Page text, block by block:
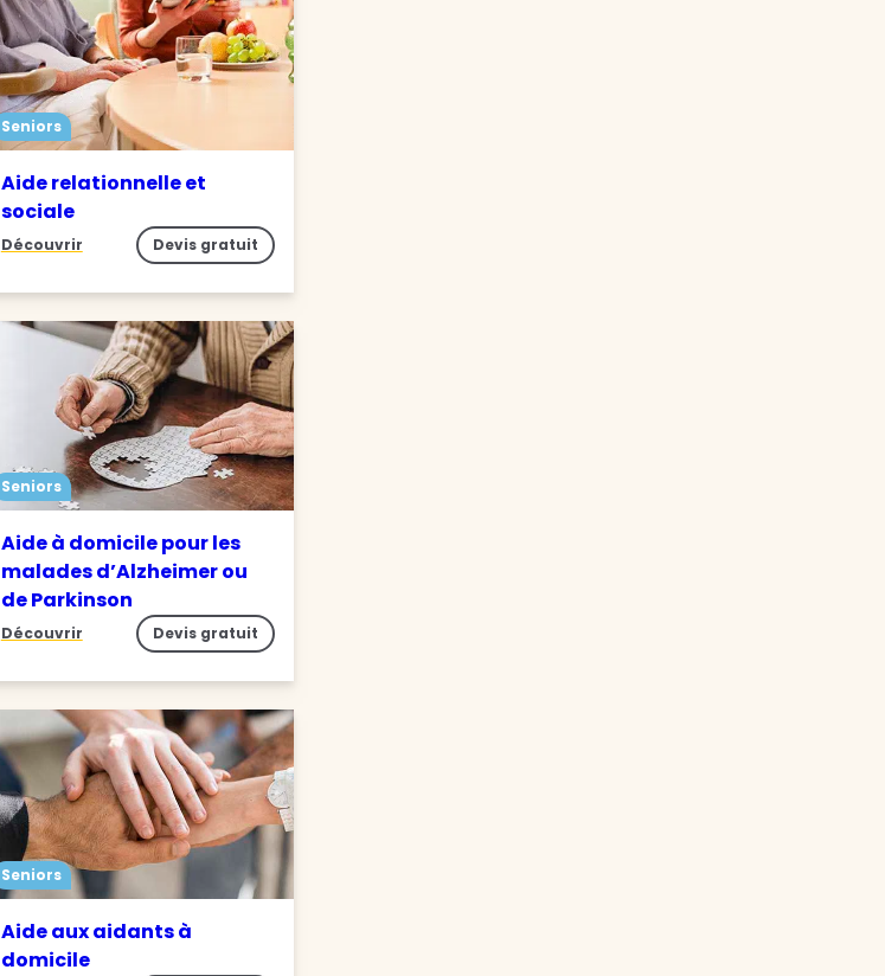
Seniors
Aide relationnelle et
sociale
Découvrir Devis gratuit
Seniors
Aide à domicile pour les
malades d’Alzheimer ou
de Parkinson
Découvrir Devis gratuit
Seniors
Aide aux aidants à
domicile